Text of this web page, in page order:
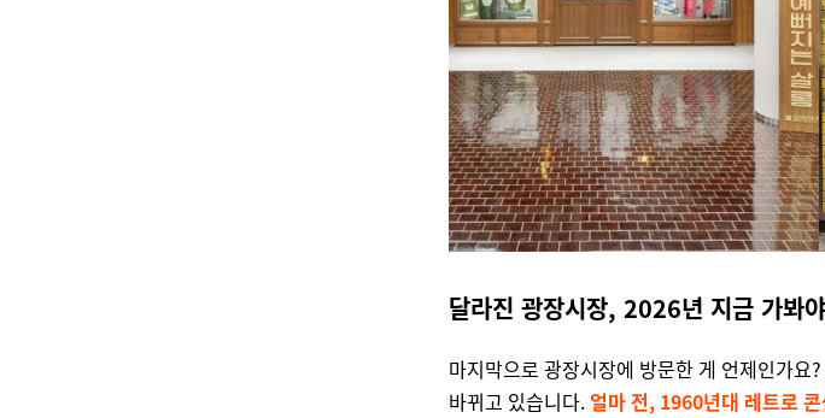
달라진 광장시장, 2026년 지금 가봐
마지막으로 광장시장에 방문한 게 언제인가
바뀌고 있습니다.얼마 전, 1960년대 레트로